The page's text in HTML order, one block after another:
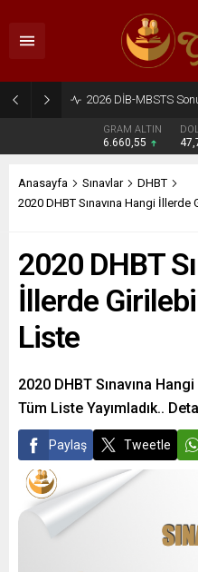
2026 DİB-MBSTS Ne
GRAM ALTIN
6.660,55
Anasayfa Sınavlar
DHBT
2020 DHBT Sınavına Hangi
2020 DHBT
İllerde
Liste
2020 DHBT Sınavına
Tüm Liste Yayımladık..
Paylaş Tweetle